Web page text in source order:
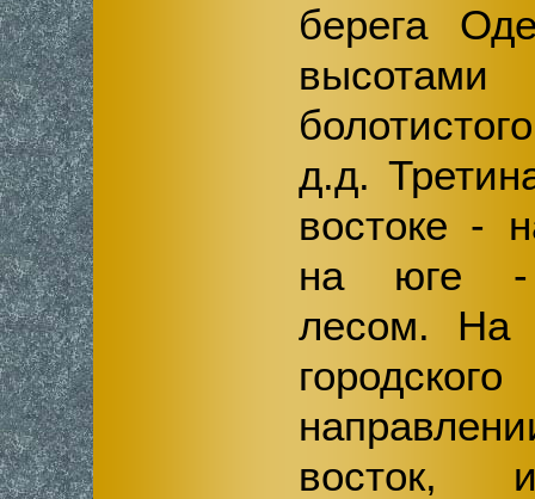
берега
высотами
д.д.
востоке -
на юге -
лесом. На
восток,